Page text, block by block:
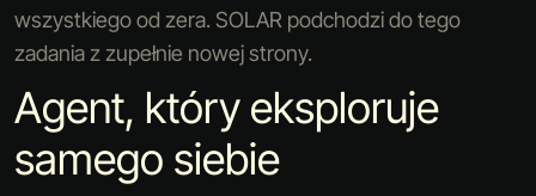
wszystkiego od zera. SOLAR podchodzi do tego
zadania z zupełnie nowej strony.
Agent, który eksploruje
samego siebie